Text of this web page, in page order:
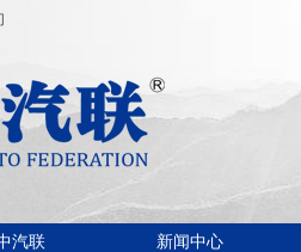
汽联 新闻中心